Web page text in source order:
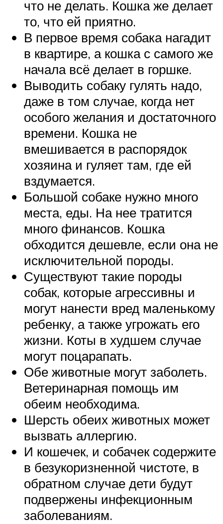
что не делать. Кошка же делает
то, что ей приятно.
В первое время собака нагадит
в квартире, а кошка с самого же
начала всё делает в горшке.
Выводить собаку гулять надо,
даже в том случае, когда нет
особого желания и достаточного
времени. Кошка не
вмешивается в распорядок
хозяина и гуляет там, где ей
вздумается.
Большой собаке нужно много
места, еды. На нее тратится
много финансов. Кошка
обходится дешевле, если она не
исключительной породы.
Существуют такие породы
собак, которые агрессивны и
могут нанести вред маленькому
ребенку, а также угрожать его
жизни. Коты в худшем случае
могут поцарапать.
Обе животные могут заболеть.
Ветеринарная помощь им
обеим необходима.
Шерсть обеих животных может
вызвать аллергию.
И кошечек, и собачек содержите
в безукоризненной чистоте, в
обратном случае дети будут
подвержены инфекционным
заболеваниям.